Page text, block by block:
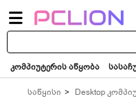
საძიებო
სიტყვა...
კომპიუტერის აწყობა
საწყისი Desktop